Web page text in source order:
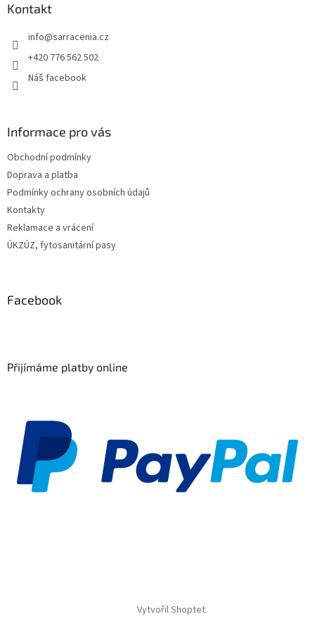
Kontakt
info@sarracenia.cz
+420 776 562 502
Náš facebook
Informace pro vás
Obchodní podmínky
Doprava a platba
Podmínky ochrany osobních údajů
Kontakty
Reklamace a vrácení
ÚKZÚZ, fytosanitární pasy
Facebook
Přijímáme platby online
Vytvořil Shoptet